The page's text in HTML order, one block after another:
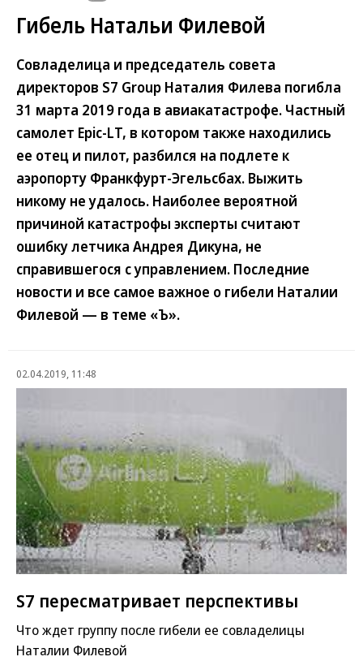
Гибель Натальи Филевой
Совладелица и председатель совета
директоров S7 Group Наталия Филева погибла
31 марта 2019 года в авиакатастрофе. Частный
самолет Epic-LT, в котором также находились
ее отец и пилот, разбился на подлете к
аэропорту Франкфурт-Эгельсбах. Выжить
никому не удалось. Наиболее вероятной
причиной катастрофы эксперты считают
ошибку летчика Андрея Дикуна, не
справившегося с управлением. Последние
новости и все самое важное о гибели Наталии
Филевой — в теме «Ъ».
02.04.2019, 11:48
S7 пересматривает перспективы
Что ждет группу после гибели ее совладелицы
Наталии Филевой